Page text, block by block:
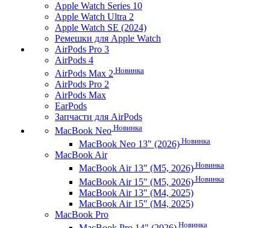
Apple Watch Series 10
Apple Watch Ultra 2
Apple Watch SE (2024)
Ремешки для Apple Watch
AirPods Pro 3
AirPods 4
AirPods Max 2 Новинка
AirPods Pro 2
AirPods Max
EarPods
Запчасти для AirPods
MacBook Neo Новинка
MacBook Neo 13" (2026) Новинка
MacBook Air
MacBook Air 13" (M5, 2026) Новинка
MacBook Air 15" (M5, 2026) Новинка
MacBook Air 13" (M4, 2025)
MacBook Air 15" (M4, 2025)
MacBook Pro
Новинка